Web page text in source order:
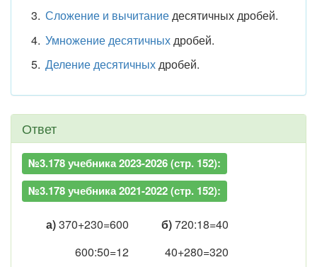
Сложение и вычитаниедесятичных дробей.
Умножение десятичныхдробей.
Деление десятичныхдробей.
Ответ
№3.178 учебника 2023-2026 (стр. 152):
№3.178 учебника 2021-2022 (стр. 152):
а)370+230=600
600:50=12
б)720:18=40
40+280=320